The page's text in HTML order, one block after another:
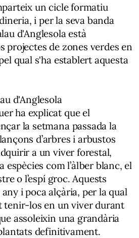
un cicle formatiu
i per la seva banda
d'Anglesola està
projectes de zones verdes en
qual s'ha establert aquesta
d'Anglesola
ha explicat que el
la setmana passada la
d’arbres i arbustos
a un viver forestal,
espècies com l’àlber blanc, el
o l’espí groc. Aquests
i poca alçària, per la qual
tenir-los en un viver durant
assoleixin una grandària
definitivament.